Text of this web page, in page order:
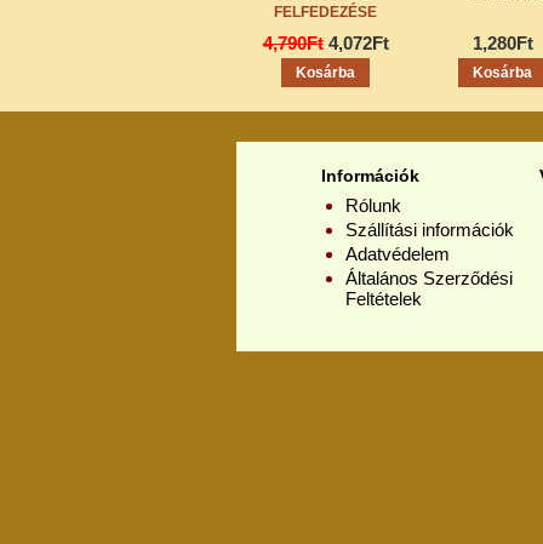
FELFEDEZÉSE
4,790Ft 4,072Ft 1,280Ft
Információk
Rólunk
Szállítási információk
Adatvédelem
Általános Szerződési
Feltételek